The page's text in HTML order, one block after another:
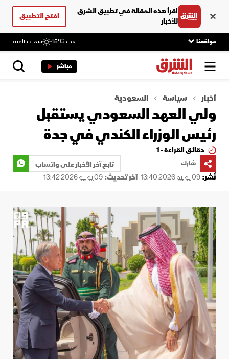
اقرأ هذه المقالة في تطبيق الشرق
للأخبار
افتح التطبيق
مواقعنا بغداد45°C سماء صافية
مباشر
أخبار سياسة السعودية
ولي العهد السعودي يستقبل
رئيس الوزراء الكندي في جدة
دقائق القراءة - 1
شارك
تابع آخر الأخبار على واتساب
نُشر:09 يوليو 2026 13:40 آخر تحديث:09 يوليو 2026 13:42